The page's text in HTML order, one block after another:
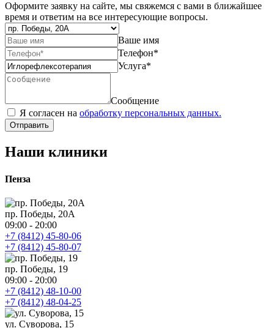
Оформите заявку на сайте, мы свяжемся с вами в ближайшее
время и ответим на все интересующие вопросы.
Ваше имя
Телефон*
Услуга*
Сообщение
Я согласен на обработку персональных данных.
Отправить
Наши клиники
Пенза
пр. Победы, 20А
09:00 - 20:00
+7 (8412) 45-80-06
+7 (8412) 45-80-07
пр. Победы, 19
09:00 - 20:00
+7 (8412) 48-10-00
+7 (8412) 48-04-25
ул. Суворова, 15